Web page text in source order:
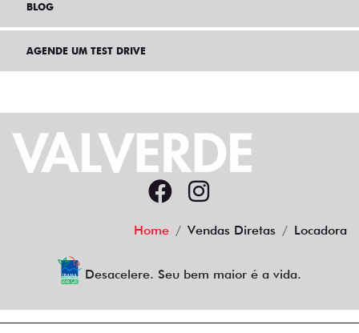
BLOG
AGENDE UM TEST DRIVE
Home Vendas Diretas Locadora
Desacelere. Seu bem maior é a vida.